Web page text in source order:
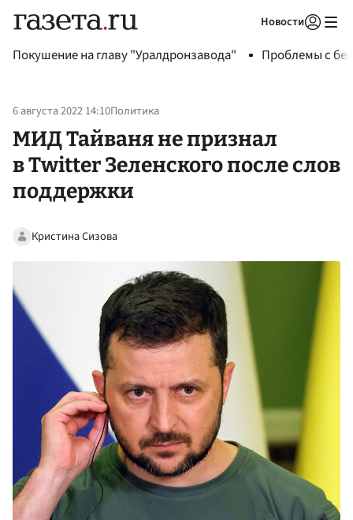
Новости
Покушение на главу "Уралдронзавода" Проблемы с
6 августа 2022 14:10Политика
МИД Тайваня не признал
в Twitter Зеленского после слов
поддержки
Кристина Сизова